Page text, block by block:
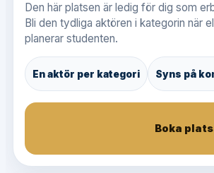
Den här platsen är ledig för dig som
Bli den tydliga aktören i kategorin när
planerar studenten.
En aktör per kategori Syns på
Boka plats